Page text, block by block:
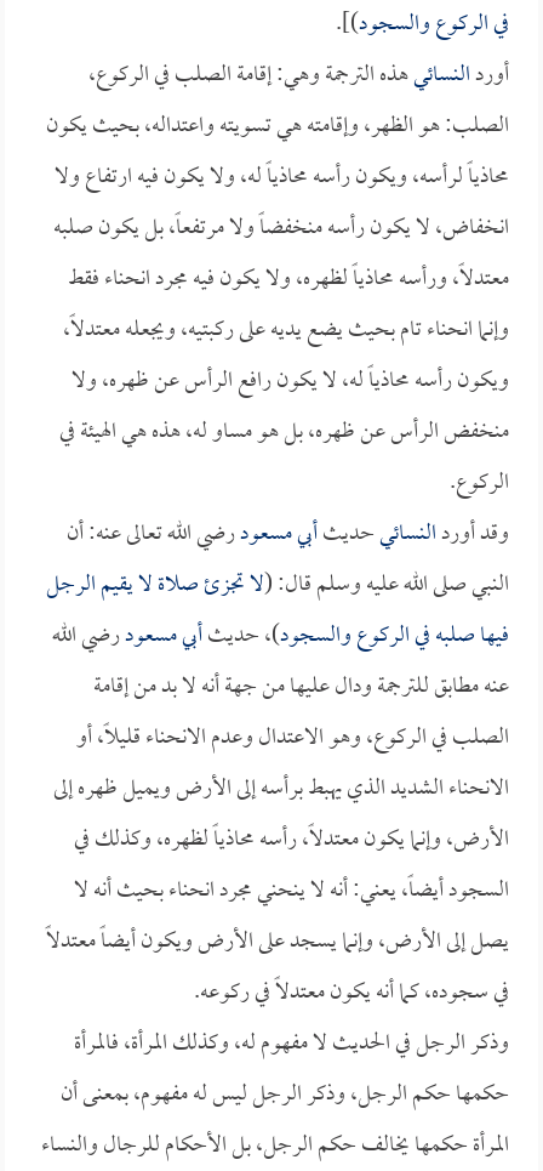
في الركوع والسجود)].
أوردالنسائيهذه الترجمة وهي: إقامة الصلب في الركوع،
الصلب: هو الظهر، وإقامته هي تسويته واعتداله، بحيث يكون
محاذياً لرأسه، ويكون رأسه محاذياً له، ولا يكون فيه ارتفاع ولا
انخفاض، لا يكون رأسه منخفضاً ولا مرتفعاً، بل يكون صلبه
معتدلاً، ورأسه محاذياً لظهره، ولا يكون فيه مجرد انحناء فقط
وإنما انحناء تام بحيث يضع يديه على ركبتيه، ويجعله معتدلاً،
ويكون رأسه محاذياً له، لا يكون رافع الرأس عن ظهره، ولا
منخفض الرأس عن ظهره، بل هو مساو له، هذه هي الهيئة في
الركوع.
وقد أوردالنسائيحديثأبي مسعودرضي الله تعالى عنه: أن
النبي صلى الله عليه وسلم قال: (لا تجزئ صلاة لا يقيم الرجل
فيها صلبه في الركوع والسجود)، حديثأبي مسعودرضي الله
عنه مطابق للترجمة ودال عليها من جهة أنه لا بد من إقامة
الصلب في الركوع، وهو الاعتدال وعدم الانحناء قليلاً، أو
الانحناء الشديد الذي يهبط برأسه إلى الأرض ويميل ظهره إلى
الأرض، وإنما يكون معتدلاً، رأسه محاذياً لظهره، وكذلك في
السجود أيضاً، يعني: أنه لا ينحني مجرد انحناء بحيث أنه لا
يصل إلى الأرض، وإنما يسجد على الأرض ويكون أيضاً معتدلاً
في سجوده، كما أنه يكون معتدلاً في ركوعه.
وذكر الرجل في الحديث لا مفهوم له، وكذلك المرأة، فالمرأة
حكمها حكم الرجل، وذكر الرجل ليس له مفهوم، بمعنى أن
المرأة حكمها يخالف حكم الرجل، بل الأحكام للرجال والنساء